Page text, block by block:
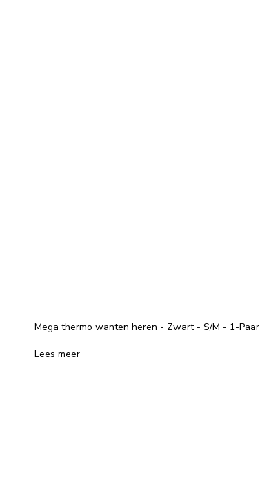
Mega thermo wanten heren - Zwart - S/M - 1-Paar
Lees meer